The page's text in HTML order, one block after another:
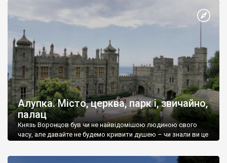
Алупка. Місто, церква, парк і, звичайно,
палац
Князь Воронцов був чи не найвідомішою людиною свого
часу, але давайте не будемо кривити душею – чи знали ви це